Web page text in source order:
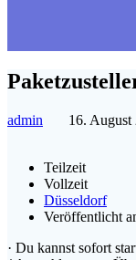
admin 16. August
Teilzeit
Vollzeit
Düsseldorf
Veröffentlicht
· Du kannst sofort